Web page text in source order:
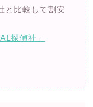
と比較して割安
探偵社」